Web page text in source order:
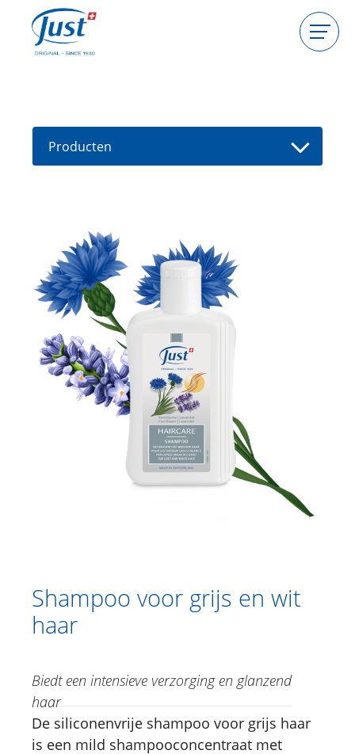
Consulente worden
Gids
Producten
Aanbiedingen
High Light
Bad
Haarverzorging
San’Activ Shampoo
Tea tree | Manuca | Rosalina
Shampoo
Shampoo voor grijs en wit haar
Hair Care Express Repair Serum
Shampoo sterk haar
Maske voor sterk haar
Lichaamsverzorging
Voetverzorging
Just for Men
Shampoo voor grijs en wit
haar
Biedt een intensieve verzorging en glanzend
haar
De siliconenvrije shampoo voor grijs haar
is een mild shampooconcentraat met